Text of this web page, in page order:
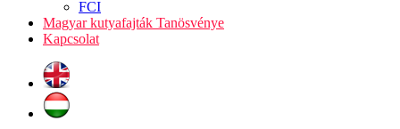
FCI
Magyar kutyafajták Tanösvénye
Kapcsolat